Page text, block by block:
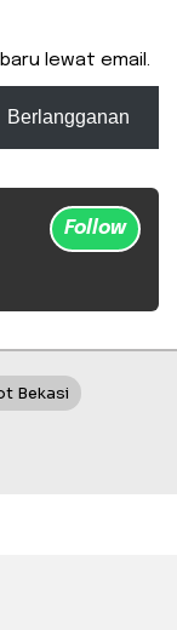
lewat email.
Berlangganan
Follow
Bekasi